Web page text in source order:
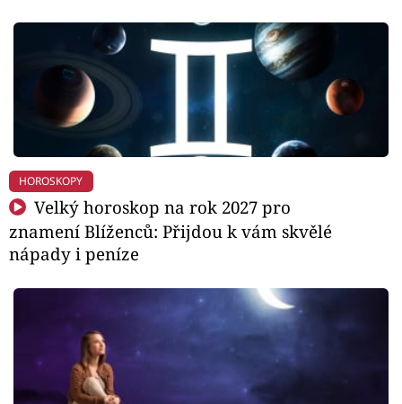
HOROSKOPY
Velký horoskop na rok 2027 pro
znamení Blíženců: Přijdou k vám skvělé
nápady i peníze